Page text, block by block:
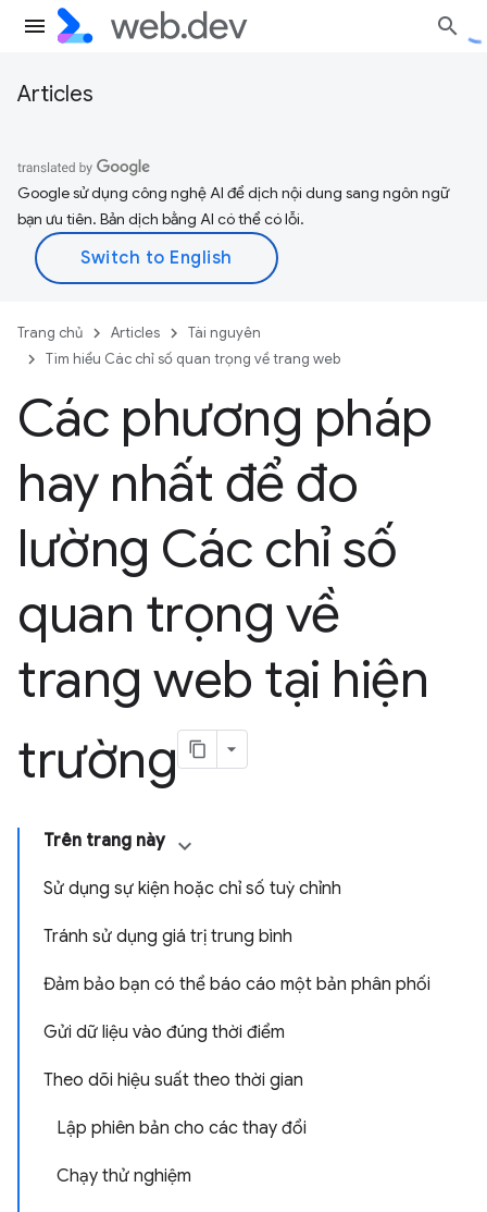
Articles
Google sử dụng công nghệ AI để dịch nội dung sang ngôn ngữ
bạn ưu tiên. Bản dịch bằng AI có thể có lỗi.
Trang chủ Articles
Tài nguyên
Tìm hiểu Các chỉ số quan trọng về trang web
Các phương pháp
hay nhất để đo
lường Các chỉ số
quan trọng về
trang web tại hiện
trường
Trên trang này
Sử dụng sự kiện hoặc chỉ số tuỳ chỉnh
Tránh sử dụng giá trị trung bình
Đảm bảo bạn có thể báo cáo một bản phân phối
Gửi dữ liệu vào đúng thời điểm
Theo dõi hiệu suất theo thời gian
Lập phiên bản cho các thay đổi
Chạy thử nghiệm